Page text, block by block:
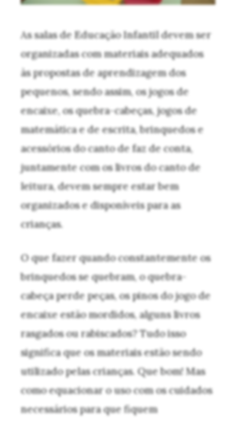
As salas de Educação Infantil devem ser
organizadas com materiais adequados
às propostas de aprendizagem dos
pequenos, sendo assim, os jogos de
encaixe, os quebra-cabeças, jogos de
matemática e de escrita, brinquedos e
acessórios do canto de faz de conta,
juntamente com os livros do canto de
leitura, devem sempre estar bem
organizados e disponíveis para as
crianças.
O que fazer quando constantemente os
brinquedos se quebram, o quebra-
cabeça perde peças, os pinos do jogo de
encaixe estão mordidos, alguns livros
rasgados ou rabiscados? Tudo isso
significa que os materiais estão sendo
utilizado pelas crianças. Que bom! Mas
como equacionar o uso com os cuidados
necessários para que fiquem